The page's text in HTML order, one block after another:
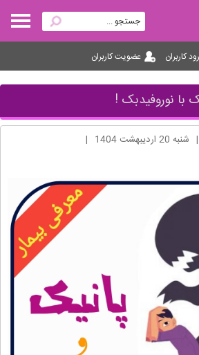
کاربران عضویت کاربران
با نوروفیدبک !
| شنبه 20 ارديبهشت 1404
|